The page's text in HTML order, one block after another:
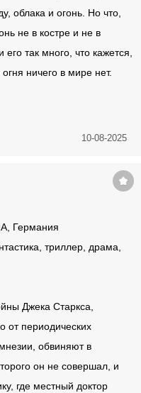
облака и огонь. Но что,
не в костре и не в
его так много, что кажется,
ничего в мире нет.
10-08-2025
Германия
триллер, драма,
Джека Старкса,
от периодических
обвиняют в
он не совершал, и
где местный доктор